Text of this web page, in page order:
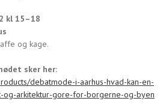
kl 15–18
og kage.
sker her:
debatmode-i-aarhus-hvad-kan-en-
og-arkitektur-gore-for-borgerne-og-byen